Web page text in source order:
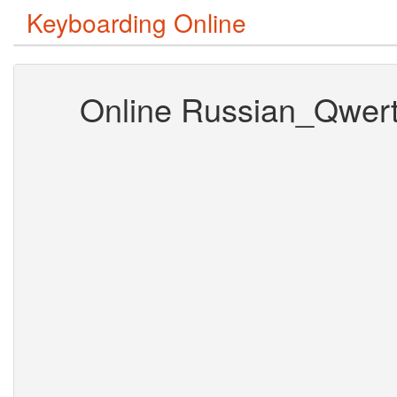
Keyboarding Online
Online